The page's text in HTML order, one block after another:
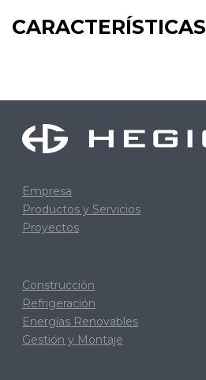
CARACTERÍSTICAS
Empresa
Productos y Servicios
Proyectos
Construcción
Refrigeración
Energías Renovables
Gestión y Montaje